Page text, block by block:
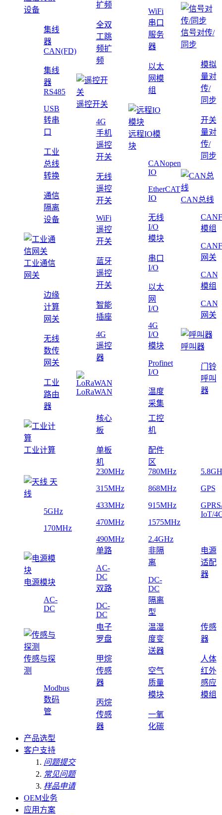
设备
集线
器
CAN(FD)
集线
器
RS485
USB
转串
口
工业
总线
转换
通信
隔离
设备
工业通信
网关
边缘
计算
网关
无线
数传
网关
工业
路由
器
扩频
全双
工跳
频扩
频
遥控开关
4G
手机
遥控
开关
无线
遥控
开关
WiFi
遥控
开关
蓝牙
遥控
开关
智能
插座
4G
遥控
器
LoRaWAN
WiFi
串口
服务
器
以太
网模
组
远程IO模
块
CANopen
IO
EtherCAT
IO
无线
I/O
模块
串口
I/O
以太
网
I/O
4G
I/O
模块
Profinet
I/O
温度
采集
信号对传/
同步
模拟
量对
传/
同步
开关
量对
传/
同步
CAN总线
模组
网关
CAN
模组
CAN
网关
呼叫器
门铃
呼叫
器
工业计算
核心
板
单板
机
工控
机
配件
区
天
线
5GHz
170MHz
230MHz
315MHz
433MHz
470MHz
490MHz
780MHz
868MHz
915MHz
1575MHz
2.4GHz
GPS
IoT/
电源模块
AC-
DC
单路
AC-
DC
双路
DC-
DC
非隔
离
DC-
DC
隔离
型
电源
适配
器
传感与探
测
Modbus
数码
管
电子
罗盘
甲烷
传感
器
丙烷
传感
器
温湿
度变
送器
空气
质量
模块
一氧
化碳
传感
器
人体
红外
感应
模组
产品选型
客户支持
问题提交
常见问题
样品申请
OEM业务
应用方案